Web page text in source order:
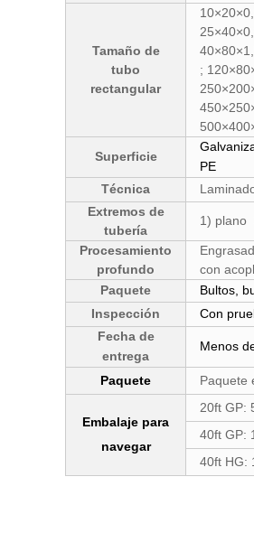
Tamaño de
tubo
rectangular
;
Superficie
PE
Técnica
Extremos de
tubería
1) plano
Procesamiento
profundo
con
Paquete
Bultos,
Inspección
Con
Fecha de
entrega
Menos
Paquete Paquete
Embalaje para
navegar
20ft GP:
40ft GP:
40ft HG: